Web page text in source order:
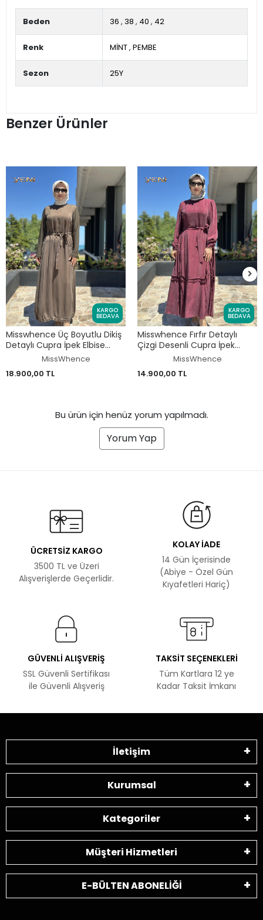
Beden 36 , 38 , 40 , 42
Renk MİNT, PEMBE
Sezon 25Y
Benzer Ürünler
KARGO
BEDAVA
Misswhence Üç Boyutlu Dikiş
Detaylı Cupra İpek Elbise
MissWhence
18.900,00 TL
KARGO
BEDAVA
Misswhence Fırfır Detaylı
Çizgi Desenli Cupra İpek
Elbise 39808MissWhence
14.900,00 TL
Bu ürün için henüz yorum yapılmadı.
Yorum Yap
ÜCRETSİZ KARGO
3500 TL ve Üzeri
Alışverişlerde Geçerlidir.
KOLAY İADE
14 Gün İçerisinde
(Abiye - Özel Gün
Kıyafetleri Hariç)
GÜVENLİ ALIŞVERİŞ
SSL Güvenli Sertifikası
ile Güvenli Alışveriş
TAKSİT SEÇENEKLERİ
Tüm Kartlara 12 ye
Kadar Taksit İmkanı
İletişim
Kurumsal
Kategoriler
Müşteri Hizmetleri
E-BÜLTEN ABONELİĞİ